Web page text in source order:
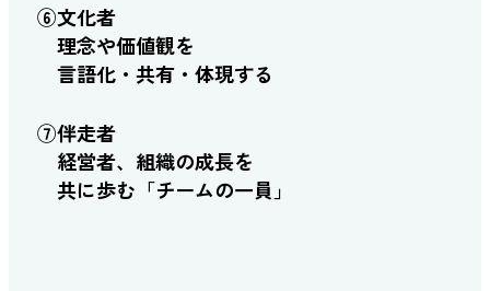
⑥文化者
理念や価値観を
言語化・共有・体現する
⑦伴走者
経営者、組織の成長を
共に歩む「チームの一員」